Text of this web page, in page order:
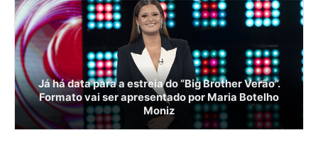
Já há data para a estreia do “Big Brother Verão”.
Formato vai ser apresentado por Maria Botelho
Moniz